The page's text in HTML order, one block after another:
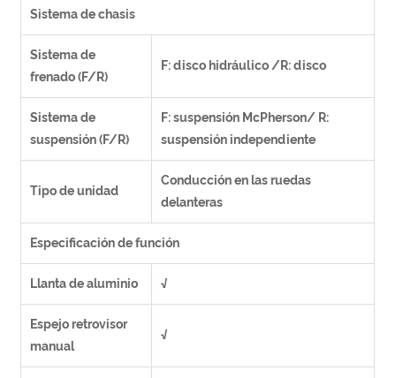
Sistema de chasis
Sistema de
frenado (F/R)
F: disco hidráulico /R: disco
Sistema de
suspensión (F/R)
F: suspensión McPherson/ R:
suspensión independiente
Tipo de unidad
Conducción en las ruedas
delanteras
Especificación de función
Llanta de aluminio √
Espejo retrovisor
manual
√